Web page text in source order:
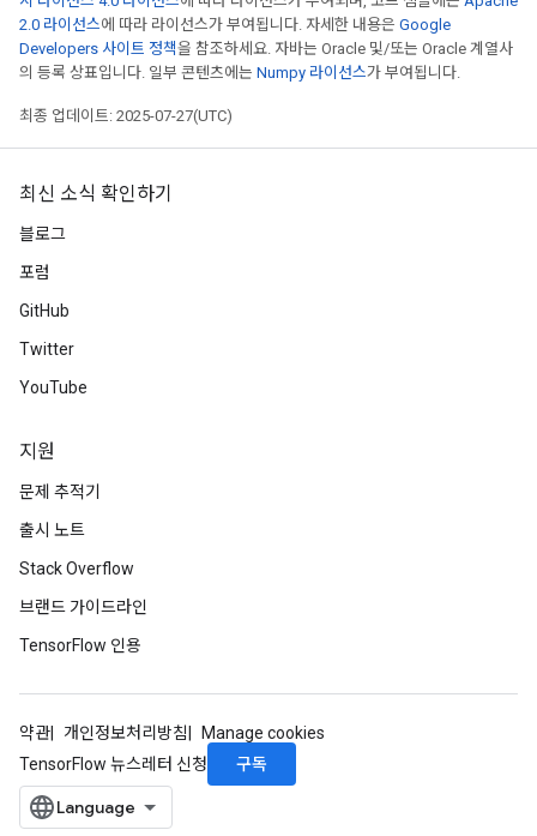
2.0 라이선스에 따라 라이선스가 부여됩니다. 자세한 내용은 Google
Developers 사이트 정책을 참조하세요. 자바는 Oracle 및/또는 Oracle 계열사
의 등록 상표입니다. 일부 콘텐츠에는 Numpy 라이선스가 부여됩니다.
최종 업데이트: 2025-07-27(UTC)
최신 소식 확인하기
블로그
포럼
GitHub
Twitter
YouTube
지원
문제 추적기
출시 노트
Stack Overflow
브랜드 가이드라인
TensorFlow 인용
약관 개인정보처리방침
Manage cookies
TensorFlow 뉴스레터 신청
구독